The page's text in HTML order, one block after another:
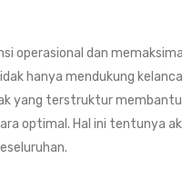
operasional dan
hanya mendukung
yang terstruktur
optimal. Hal ini tentunya